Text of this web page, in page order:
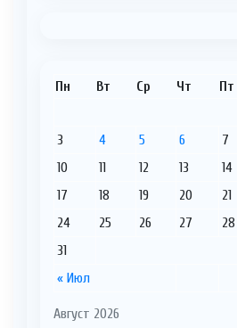
Август 2026
Пн Вт Ср Чт Пт
« Июл
3
4 5 6 7
10
11 12 13 14
17
18 19 20 21
24
25 26 27 28
31